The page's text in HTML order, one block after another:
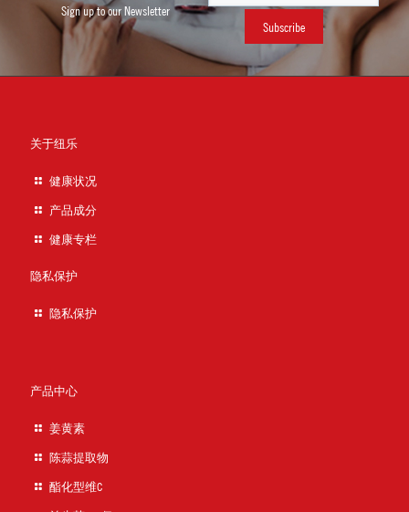
Sign up to our Newsletter
关于纽乐
健康状况
产品成分
健康专栏
隐私保护
隐私保护
产品中心
姜黄素
陈蒜提取物
酯化型维C